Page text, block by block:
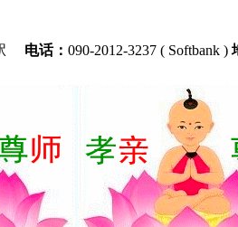
电话： 090-2012-3237 ( Softbank )